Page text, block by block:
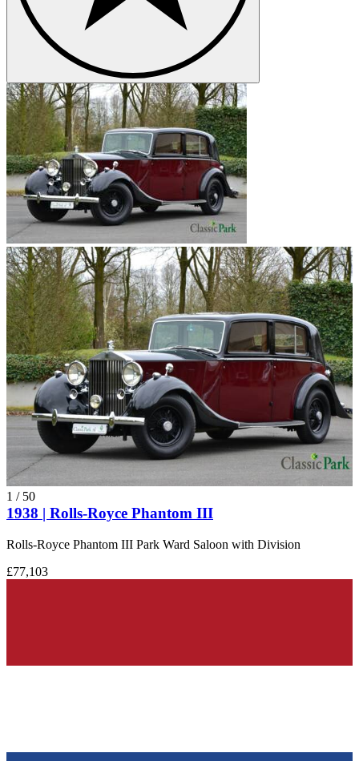
1 / 50
1938 | Rolls-Royce Phantom III
Rolls-Royce Phantom III Park Ward Saloon with Division
£77,103